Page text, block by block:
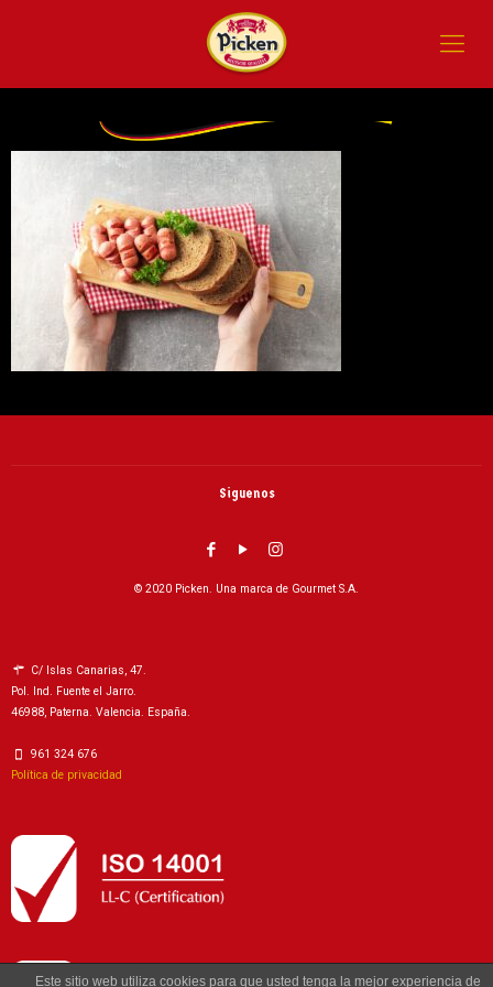
Siguenos
© 2020 Picken. Una marca de Gourmet S.A.
C/ Islas Canarias, 47.
Pol. Ind. Fuente el Jarro.
46988, Paterna. Valencia. España.
961 324 676
Política de privacidad
Este sitio web utiliza cookies para que usted tenga la mejor experiencia de